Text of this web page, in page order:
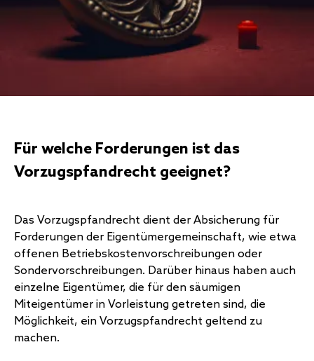
Für welche Forderungen ist das
Vorzugspfandrecht geeignet?
Das Vorzugspfandrecht dient der Absicherung für
Forderungen der Eigentümergemeinschaft, wie etwa
offenen Betriebskostenvorschreibungen oder
Sondervorschreibungen. Darüber hinaus haben auch
einzelne Eigentümer, die für den säumigen
Miteigentümer in Vorleistung getreten sind, die
Möglichkeit, ein Vorzugspfandrecht geltend zu
machen.